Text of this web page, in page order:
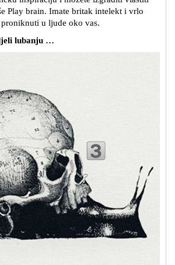
Play brain. Imate britak intelekt i vrlo
u ljude oko vas.
lubanju …